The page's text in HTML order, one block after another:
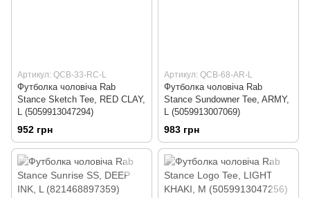
Артикул: QCB-33-RC-L
Футболка чоловіча Rab
Stance Sketch Tee, RED CLAY,
L (5059913047294)
952 грн
Артикул: QCB-68-AR-L
Футболка чоловіча Rab
Stance Sundowner Tee, ARMY,
L (5059913007069)
983 грн